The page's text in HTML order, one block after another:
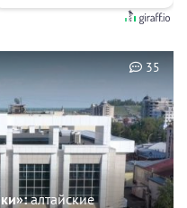
алтайские
35